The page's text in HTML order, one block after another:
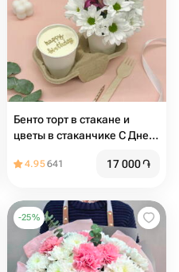
Бенто торт в стакане и
цветы в стаканчике С Днем
альстромерия, роза)
4.95641 17 000֏
-25%